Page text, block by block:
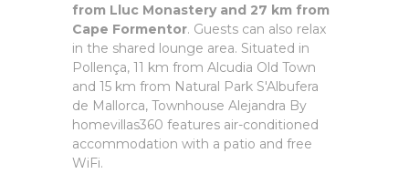
from Lluc Monastery and 27 km from
Cape Formentor. Guests can also relax
in the shared lounge area. Situated in
Pollença, 11 km from Alcudia Old Town
and 15 km from Natural Park S'Albufera
de Mallorca, Townhouse Alejandra By
homevillas360 features air-conditioned
accommodation with a patio and free
WiFi.